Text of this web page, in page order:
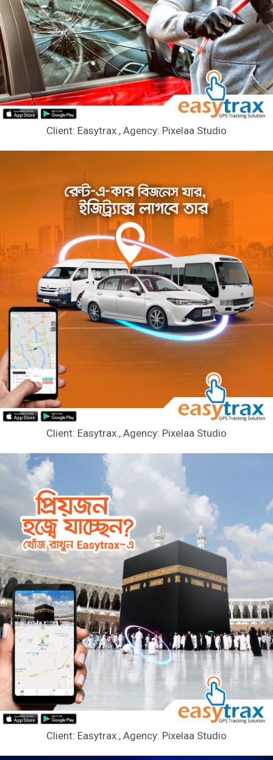
Client: Easytrax., Agency: Pixelaa Studio
Client: Easytrax., Agency: Pixelaa Studio
Client: Easytrax., Agency: Pixelaa Studio